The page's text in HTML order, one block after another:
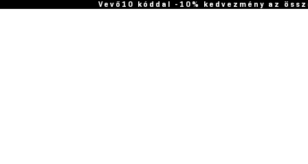
Vevő10 kóddal -10% kedvezmény az